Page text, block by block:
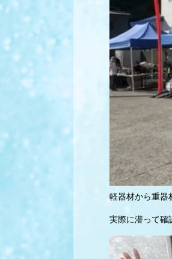
軽器材から重器
実際に潜って確